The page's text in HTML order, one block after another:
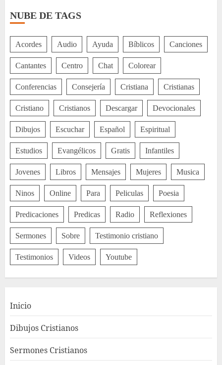
NUBE DE TAGS
Acordes Audio Ayuda Bíblicos Canciones
Cantantes Centro Chat Colorear
Conferencias Consejería Cristiana Cristianas
Cristiano Cristianos Descargar Devocionales
Dibujos Escuchar Español Espiritual
Estudios Evangélicos Gratis Infantiles
Jovenes Libros Mensajes Mujeres Musica
Ninos Online Para Peliculas Poesia
Predicaciones Predicas Radio Reflexiones
Sermones Sobre Testimonio cristiano
Testimonios Videos Youtube
Inicio
Dibujos Cristianos
Sermones Cristianos